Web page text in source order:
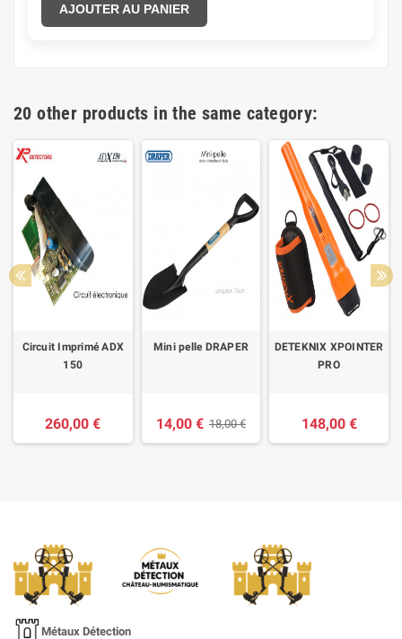
AJOUTER AU PANIER
20 other products in the same category:
Circuit Imprimé ADX
150
260,00 €
Mini pelle DRAPER
14,00 € 18,00 €
DETEKNIX XPOINTER
PRO
148,00 €
Métaux Détection